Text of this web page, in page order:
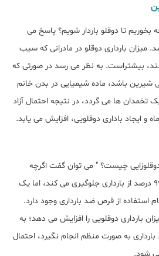
تا دوقلو باردار شویم؟ پاسخ می
بارداری دوقلو در مادرانی که سیب
بیشتراست. به نظر می رسد در صورتی که
شیرین باشد، ماده شیمیایی در بدن خانم
تخمدان ها می گردد، در نتیجه احتمال آزاد
ایجاد باداری دوقلویی، افزایش می یابد.
چیست؟ " می توان گفت اگرچه
، تا 99 درصد از بارداری جلوگیری می کند، اما یک
استفاده از قرص ضد بارداری وجود دارد.
بارداری دوقلویی را افزایش می دهد؛ به
به صورت منظم انجام نگیرد، احتمال